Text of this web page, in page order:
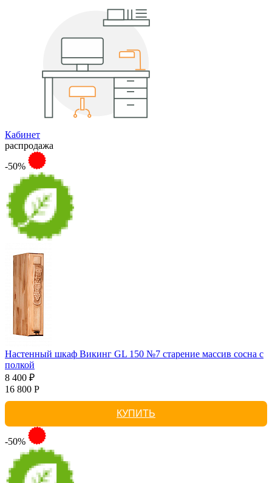
Кабинет
распродажа
-50%
Настенный шкаф Викинг GL 150 №7 старение массив сосна с
полкой
8 400 ₽
16 800 Р
КУПИТЬ
-50%